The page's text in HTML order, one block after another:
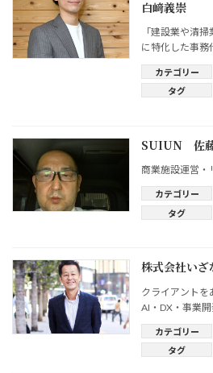
白﨑義崇
「建設業や清
に特化した事務
カテゴリー
タグ
SUIUN 佐
商業施設運営・
カテゴリー
タグ
株式会社い
クライアント
AI・DX・事業
カテゴリー
タグ